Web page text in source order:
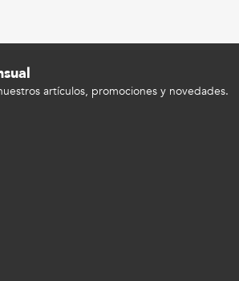
artículos, promociones y novedades.